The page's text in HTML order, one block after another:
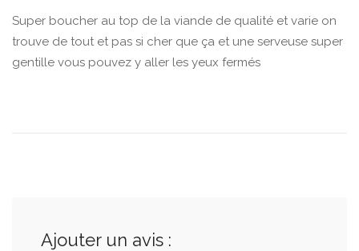
Super boucher au top de la viande de qualité et varie on
trouve de tout et pas si cher que ça et une serveuse super
gentille vous pouvez y aller les yeux fermés
Ajouter un avis :